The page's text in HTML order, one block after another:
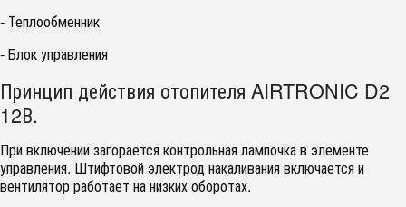
- Теплообменник
- Блок управления
Принцип действия отопителя AIRTRONIC D2
12В.
При включении загорается контрольная лампочка в элементе
управления. Штифтовой электрод накаливания включается и
вентилятор работает на низких оборотах.